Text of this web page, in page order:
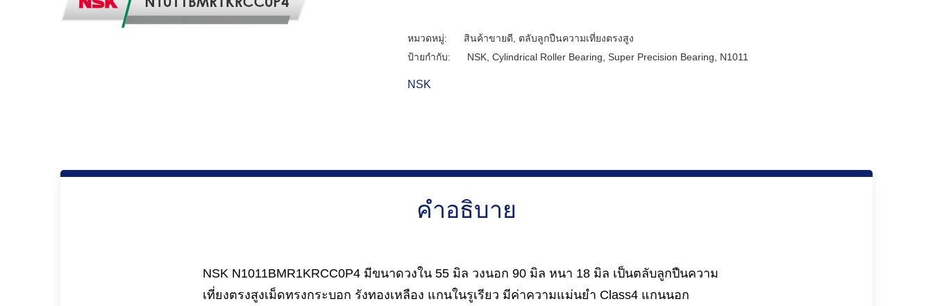
หมวดหมู่: สินค้าขายดี
ตลับลูกปืนความเที่ยงตรงสูง
ป้ายกำกับ:
NSK Cylindrical Roller Bearing Super Precision Bearing N1011
NSK
คำอธิบาย
NSK N1011BMR1KRCC0P4 มีขนาดวงใน 55 มิล วงนอก 90 มิล หนา 18 มิล เป็นตลับลูกปืนความ
เที่ยงตรงสูงเม็ดทรงกระบอก รังทองเหลือง แกนในรูเรียว มีค่าความแม่นยำ Class4 แกนนอก